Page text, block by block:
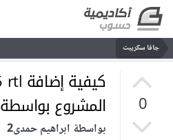
جافا سكريبت
0
المشروع بواسطة webpack5
بواسطة ابراهيم حمدى2